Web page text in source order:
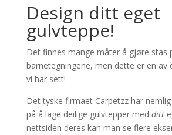
Design ditt eget
gulvteppe!
Det finnes mange måter å gjøre stas
barnetegningene, men dette er en av
vi har sett!
Det tyske firmaet Carpetzz har
på å lage deilige gulvtepper med ditt
nettsiden deres kan man se flere